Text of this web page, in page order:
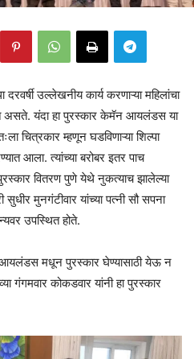
उल्लेखनीय कार्य करणाऱ्या महिलांचा
असते. यंदा हा पुरस्कार केमॅन आयलंडस या
चित्रकार म्हणून घडविणाऱ्या शिल्पा
आला. त्यांच्या बरोबर इतर पाच
वितरण पुणे येथे नुकत्याच झालेल्या
मुनगंटीवार यांच्या पत्नी सौ सपना
उपस्थित होते.
आयलंडस मधून पुरस्कार घेण्यासाठी येऊ न
गंगमवार कोकडवार यांनी हा पुरस्कार